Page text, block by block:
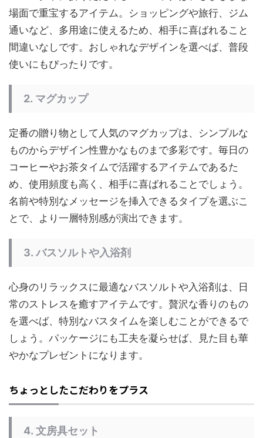
場面で重宝するアイテム。ショッピングや旅行、ジム
通いなど、多用途に使えるため、相手に喜ばれること
間違いなしです。おしゃれなデザインを選べば、普段
使いにもぴったりです。
2. マグカップ
定番の贈り物として人気のマグカップは、シンプルな
ものからデザイン性豊かなものまで多彩です。毎日の
コーヒーやお茶タイムで活躍するアイテムであるた
め、使用頻度も高く、相手に喜ばれることでしょう。
名前や特別なメッセージを挿入できるタイプを選ぶこ
とで、より一層特別感が演出できます。
3. バスソルトや入浴剤
心身のリラックスに最適なバスソルトや入浴剤は、日
常のストレスを癒すアイテムです。贅沢な香りのもの
を選べば、特別なバスタイムを楽しむことができるで
しょう。パッケージにも工夫を凝らせば、見た目も華
やかなプレゼントになります。
ちょっとしたこだわりをプラス
4. 文房具セット